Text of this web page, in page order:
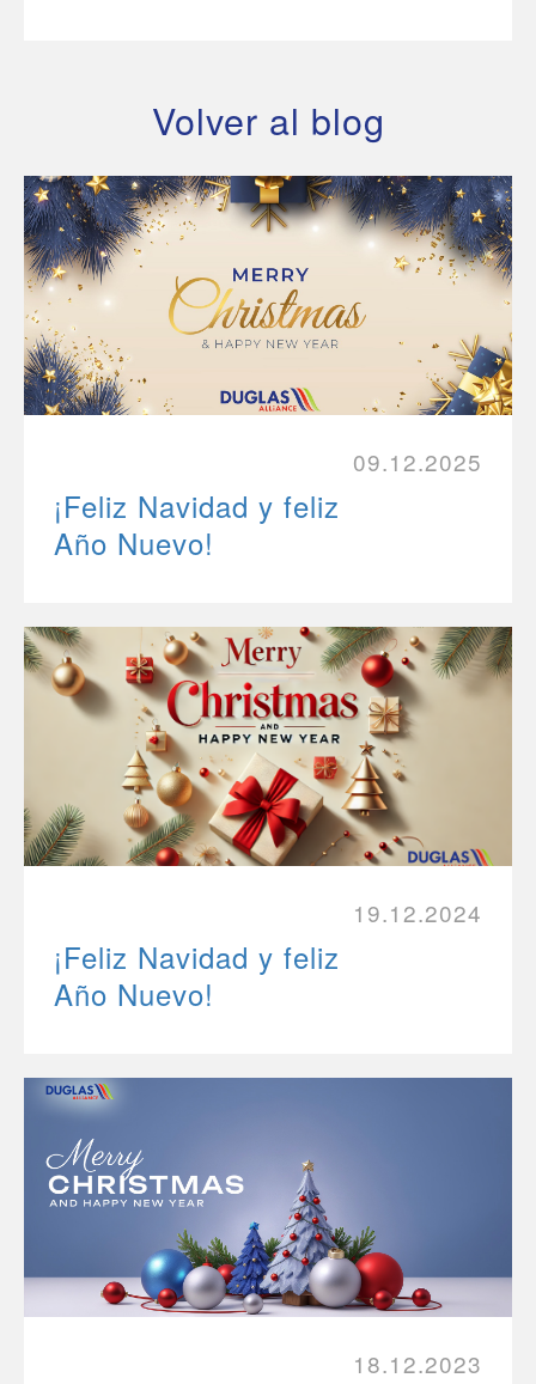
Volver al blog
09.12.2025
¡Feliz Navidad y feliz
Año Nuevo!
19.12.2024
¡Feliz Navidad y feliz
Año Nuevo!
18.12.2023